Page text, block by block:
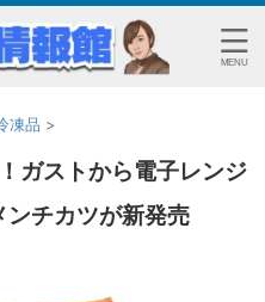
凍品 >
ガストから電子レンジ
ンチカツが新発売